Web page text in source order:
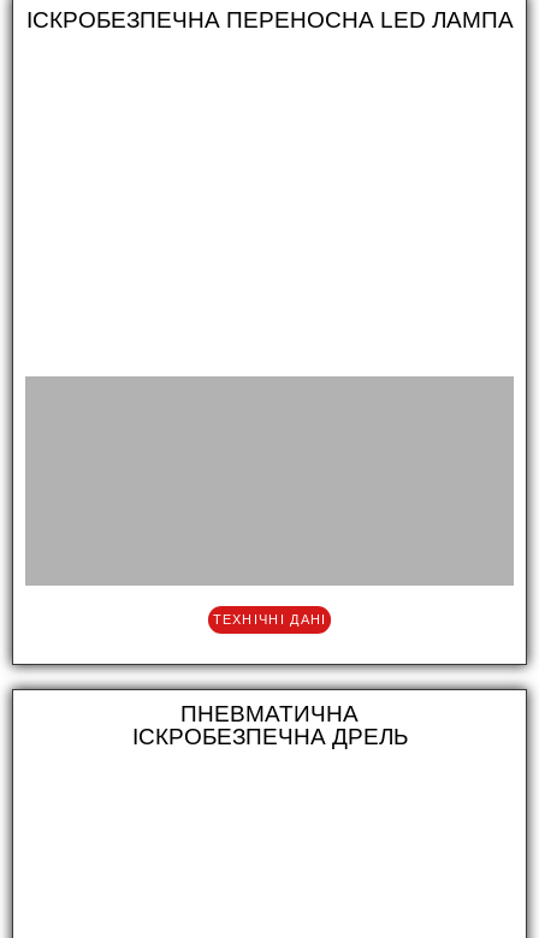
ІСКРОБЕЗПЕЧНА ПЕРЕНОСНА LED ЛАМПА
ТЕХНІЧНІ ДАНІ
ПНЕВМАТИЧНА
ІСКРОБЕЗПЕЧНА ДРЕЛЬ